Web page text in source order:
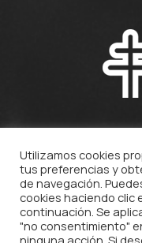
Utilizamos cookies
tus preferencias y
de navegación.
cookies haciendo clic
continuación. Se
"no consentimiento"
ninguna acción. Si